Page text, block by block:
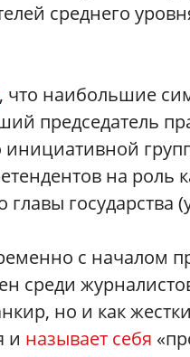
среднего
, что наибольшие
председатель
на роль
государства
с началом
среди
но и как
и называет себя